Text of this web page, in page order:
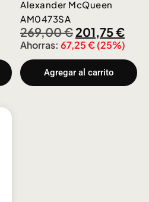
Alexander McQueen
AM0473SA
269,00€ 201,75€
Ahorras: 67,25€(25%)
Agregar al carrito